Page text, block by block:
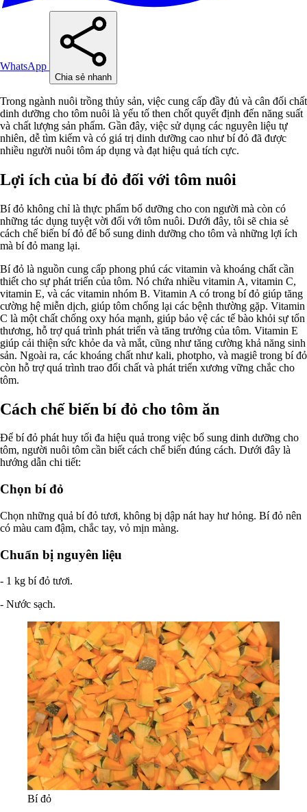
WhatsApp
Chia sẻ nhanh
Trong ngành nuôi trồng thủy sản, việc cung cấp đầy đủ và cân đối chất
dinh dưỡng cho tôm nuôi là yếu tố then chốt quyết định đến năng suất
và chất lượng sản phẩm. Gần đây, việc sử dụng các nguyên liệu tự
nhiên, dễ tìm kiếm và có giá trị dinh dưỡng cao như bí đỏ đã được
nhiều người nuôi tôm áp dụng và đạt hiệu quả tích cực.
Lợi ích của bí đỏ đối với tôm nuôi
Bí đỏ không chỉ là thực phẩm bổ dưỡng cho con người mà còn có
những tác dụng tuyệt vời đối với tôm nuôi. Dưới đây, tôi sẽ chia sẻ
cách chế biến bí đỏ để bổ sung dinh dưỡng cho tôm và những lợi ích
mà bí đỏ mang lại.
Bí đỏ là nguồn cung cấp phong phú các vitamin và khoáng chất cần
thiết cho sự phát triển của tôm. Nó chứa nhiều vitamin A, vitamin C,
vitamin E, và các vitamin nhóm B. Vitamin A có trong bí đỏ giúp tăng
cường hệ miễn dịch, giúp tôm chống lại các bệnh thường gặp. Vitamin
C là một chất chống oxy hóa mạnh, giúp bảo vệ các tế bào khỏi sự tổn
thương, hỗ trợ quá trình phát triển và tăng trưởng của tôm. Vitamin E
giúp cải thiện sức khỏe da và mắt, cũng như tăng cường khả năng sinh
sản. Ngoài ra, các khoáng chất như kali, photpho, và magiê trong bí đỏ
còn hỗ trợ quá trình trao đổi chất và phát triển xương vững chắc cho
tôm.
Cách chế biến bí đỏ cho tôm ăn
Để bí đỏ phát huy tối đa hiệu quả trong việc bổ sung dinh dưỡng cho
tôm, người nuôi tôm cần biết cách chế biến đúng cách. Dưới đây là
hướng dẫn chi tiết:
Chọn bí đỏ
Chọn những quả bí đỏ tươi, không bị dập nát hay hư hỏng. Bí đỏ nên
có màu cam đậm, chắc tay, vỏ mịn màng.
Chuẩn bị nguyên liệu
- 1 kg bí đỏ tươi.
- Nước sạch.
Bí đỏ